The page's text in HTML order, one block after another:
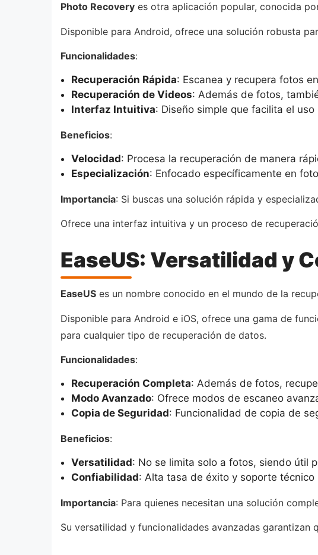
Photo Recovery es otra aplicación popular, conocida
Disponible para Android, ofrece una solución robusta
Funcionalidades:
Recuperación Rápida: Escanea y recupera fotos
Recuperación de Videos: Además de fotos,
Interfaz Intuitiva: Diseño simple que facilita el
Beneficios:
Velocidad: Procesa la recuperación de manera
Especialización: Enfocado específicamente en
Importancia: Si buscas una solución rápida y
Ofrece una interfaz intuitiva y un proceso de
EaseUS: Versatilidad y
EaseUS es un nombre conocido en el mundo de la
Disponible para Android e iOS, ofrece una gama de
para cualquier tipo de recuperación de datos.
Funcionalidades:
Recuperación Completa: Además de fotos,
Modo Avanzado: Ofrece modos de escaneo
Copia de Seguridad: Funcionalidad de copia de
Beneficios:
Versatilidad: No se limita solo a fotos, siendo útil
Confiabilidad: Alta tasa de éxito y soporte técnico
Importancia: Para quienes necesitan una solución
Su versatilidad y funcionalidades avanzadas